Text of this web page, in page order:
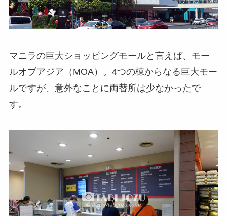
マニラの巨大ショッピングモールと言えば、モー
ルオブアジア（MOA）。4つの棟からなる巨大モー
ルですが、意外なことに両替所は少なかったで
す。